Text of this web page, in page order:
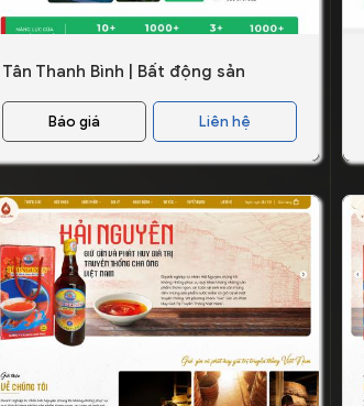
Tân Thanh Bình | Bất động sản
Báo giá Liên hệ